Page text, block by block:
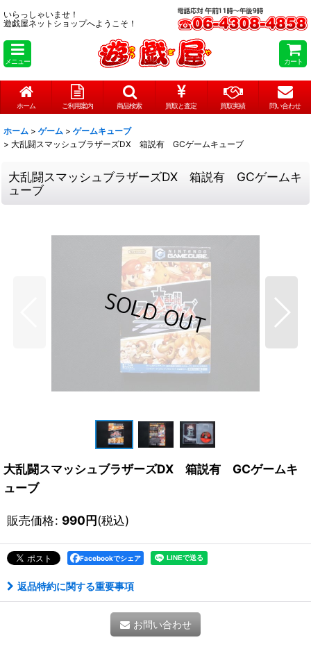
いらっしゃいませ！
遊戯屋ネットショップへようこそ！
メニュー カート
ホーム ご利用案内 商品検索 買取と査定 買取実績 問い合わせ
ホーム > ゲーム > ゲームキューブ
> 大乱闘スマッシュブラザーズDX 箱説有 GCゲームキューブ
大乱闘スマッシュブラザーズDX 箱説有 GCゲームキ
ューブ
大乱闘スマッシュブラザーズDX 箱説有 GCゲームキ
ューブ
販売価格: 990円(税込)
Facebookでシェア
返品特約に関する重要事項
お問い合わせ